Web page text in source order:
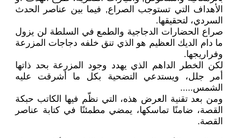
الأهداف التي تستوجب الصراع, فيما بين عناصر الحدث
السردي، لتحقيقها.
صراع الحضارات الدجاجية والطمع في السلطة لن يزول
ما دام الديك العظيم هو الذي تنق خلفه دجاجات المزرعة
وفراريجها.
لكن الخطر الداهم الذي يهدد وجود المزرعة بحد ذاتها
أمر جلل، ويستدعي التضحية بكل ما أشرقت عليه
الشمس.....
ومن بعد تقنية العرض هذه، التي نظّم فيها الكاتب حبكة
القصة، ضامنًا تماسكها، يمضي مطمئنًا في كتابة عناصر
القصة.